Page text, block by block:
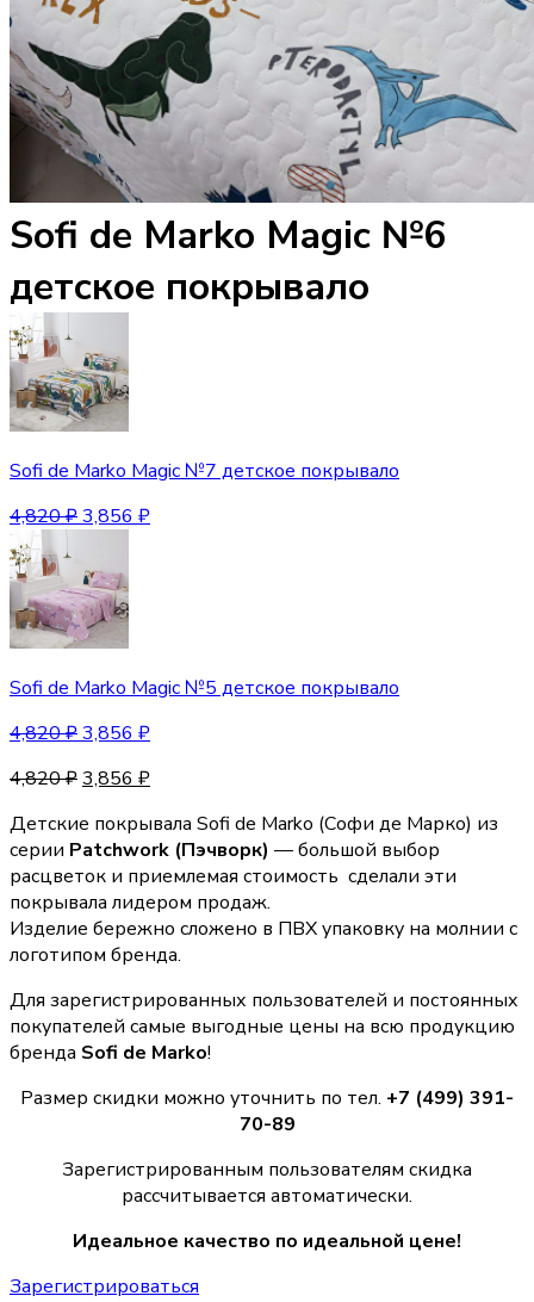
Sofi de Marko Magic №6
детское покрывало
Sofi de Marko Magic №7 детское покрывало
4,820₽3,856 ₽
Sofi de Marko Magic №5 детское покрывало
4,820₽3,856 ₽
4,820₽3,856 ₽
Детские покрывала Sofi de Marko (Софи де Марко) из
серии Patchwork (Пэчворк) — большой выбор
расцветок и приемлемая стоимость сделали эти
покрывала лидером продаж.
Изделие бережно сложено в ПВХ упаковку на молнии с
логотипом бренда.
Для зарегистрированных пользователей и постоянных
покупателей самые выгодные цены на всю продукцию
бренда Sofi de Marko!
Размер скидки можно уточнить по тел. +7 (499) 391-
70-89
Зарегистрированным пользователям скидка
рассчитывается автоматически.
Идеальное качество по идеальной цене!
Зарегистрироваться